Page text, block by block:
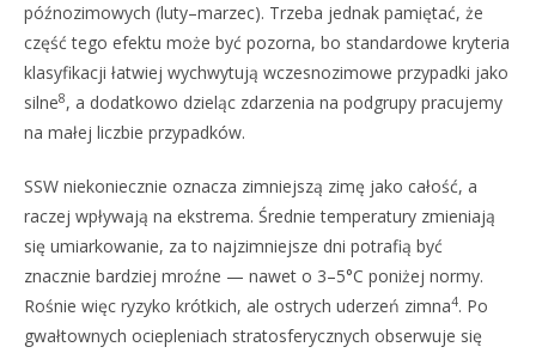
późnozimowych (luty–marzec). Trzeba jednak pamiętać, że
część tego efektu może być pozorna, bo standardowe kryteria
klasyfikacji łatwiej wychwytują wczesnozimowe przypadki jako
silne8, a dodatkowo dzieląc zdarzenia na podgrupy pracujemy
na małej liczbie przypadków.
SSW niekoniecznie oznacza zimniejszą zimę jako całość, a
raczej wpływają na ekstrema. Średnie temperatury zmieniają
się umiarkowanie, za to najzimniejsze dni potrafią być
znacznie bardziej mroźne — nawet o 3–5°C poniżej normy.
Rośnie więc ryzyko krótkich, ale ostrych uderzeń zimna4. Po
gwałtownych ociepleniach stratosferycznych obserwuje się